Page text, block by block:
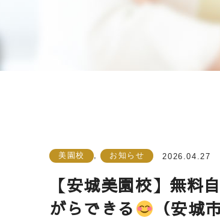
美園校 , お知らせ 2026.04.27
【安城美園校】無料
がらできる
（安城